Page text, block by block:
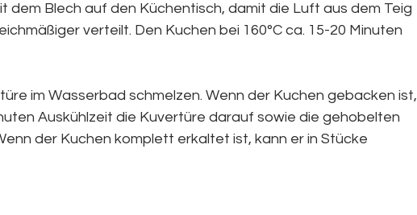
dem Blech auf den Küchentisch, damit die Luft aus dem Teig
verteilt. Den Kuchen bei 160°C ca. 15-20 Minuten
im Wasserbad schmelzen. Wenn der Kuchen gebacken ist,
Auskühlzeit die Kuvertüre darauf sowie die gehobelten
der Kuchen komplett erkaltet ist, kann er in Stücke